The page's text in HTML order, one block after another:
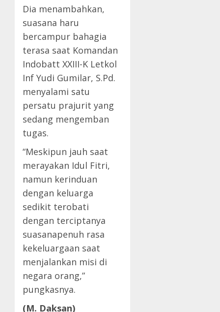
Dia menambahkan,
suasana haru
bercampur bahagia
terasa saat Komandan
Indobatt XXIII-K Letkol
Inf Yudi Gumilar, S.Pd.
menyalami satu
persatu prajurit yang
sedang mengemban
tugas.
“Meskipun jauh saat
merayakan Idul Fitri,
namun kerinduan
dengan keluarga
sedikit terobati
dengan terciptanya
suasanapenuh rasa
kekeluargaan saat
menjalankan misi di
negara orang,”
pungkasnya.
(M. Daksan)